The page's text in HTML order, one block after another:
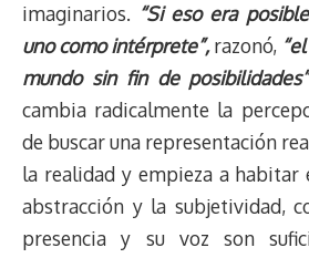
imaginarios. “Si eso era
uno como intérprete”,razonó,
mundo sin fin de posibilidades”
cambia radicalmente la
de buscar una representación
la realidad y empieza a habitar
abstracción y la subjetividad,
presencia y su voz son